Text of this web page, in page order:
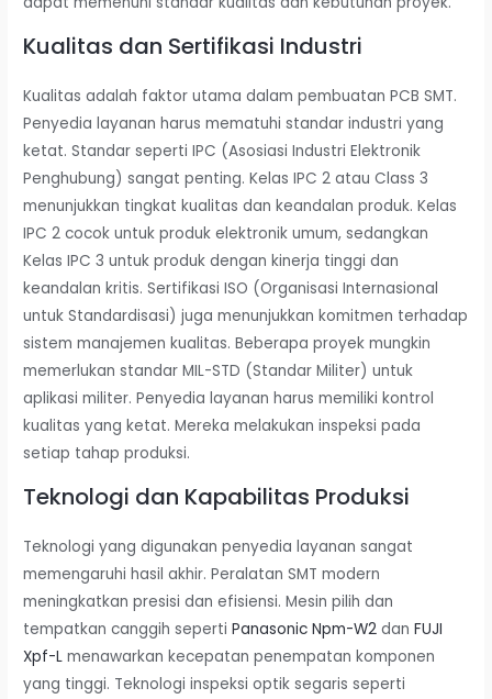
Kualitas dan Sertifikasi Industri
Kualitas adalah faktor utama dalam pembuatan PCB SMT.
Penyedia layanan harus mematuhi standar industri yang
ketat. Standar seperti IPC (Asosiasi Industri Elektronik
Penghubung) sangat penting. Kelas IPC 2 atau Class 3
menunjukkan tingkat kualitas dan keandalan produk. Kelas
IPC 2 cocok untuk produk elektronik umum, sedangkan
Kelas IPC 3 untuk produk dengan kinerja tinggi dan
keandalan kritis. Sertifikasi ISO (Organisasi Internasional
untuk Standardisasi) juga menunjukkan komitmen terhadap
sistem manajemen kualitas. Beberapa proyek mungkin
memerlukan standar MIL-STD (Standar Militer) untuk
aplikasi militer. Penyedia layanan harus memiliki kontrol
kualitas yang ketat. Mereka melakukan inspeksi pada
setiap tahap produksi.
Teknologi dan Kapabilitas Produksi
Teknologi yang digunakan penyedia layanan sangat
memengaruhi hasil akhir. Peralatan SMT modern
meningkatkan presisi dan efisiensi. Mesin pilih dan
tempatkan canggih sepertiPanasonic Npm-W2 danFUJI
Xpf-L menawarkan kecepatan penempatan komponen
yang tinggi. Teknologi inspeksi optik segaris seperti